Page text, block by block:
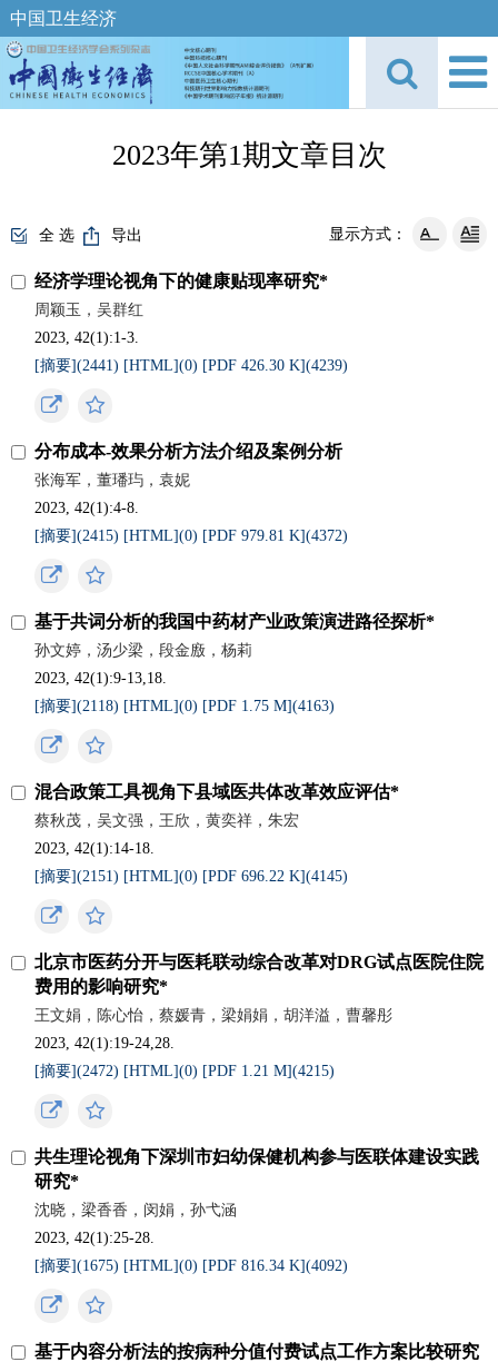
中国卫生经济
2023年第1期文章目次
全 选 导出 显示方式：
经济学理论视角下的健康贴现率研究*
周颖玉，吴群红
2023, 42(1):1-3.
[摘要](2441) [HTML](0) [PDF 426.30 K](4239)
分布成本-效果分析方法介绍及案例分析
张海军，董璠玙，袁妮
2023, 42(1):4-8.
[摘要](2415) [HTML](0) [PDF 979.81 K](4372)
基于共词分析的我国中药材产业政策演进路径探析*
孙文婷，汤少梁，段金廒，杨莉
2023, 42(1):9-13,18.
[摘要](2118) [HTML](0) [PDF 1.75 M](4163)
混合政策工具视角下县域医共体改革效应评估*
蔡秋茂，吴文强，王欣，黄奕祥，朱宏
2023, 42(1):14-18.
[摘要](2151) [HTML](0) [PDF 696.22 K](4145)
北京市医药分开与医耗联动综合改革对DRG试点医院住院
费用的影响研究*
王文娟，陈心怡，蔡媛青，梁娟娟，胡洋溢，曹馨彤
2023, 42(1):19-24,28.
[摘要](2472) [HTML](0) [PDF 1.21 M](4215)
共生理论视角下深圳市妇幼保健机构参与医联体建设实践
研究*
沈晓，梁香香，闵娟，孙弋涵
2023, 42(1):25-28.
[摘要](1675) [HTML](0) [PDF 816.34 K](4092)
基于内容分析法的按病种分值付费试点工作方案比较研究